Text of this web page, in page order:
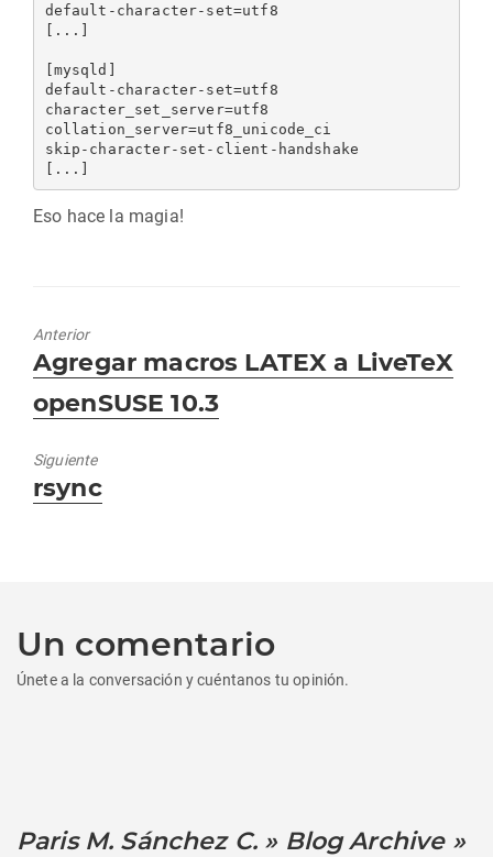
default-character-set=utf8
[...]
[mysqld]
default-character-set=utf8
character_set_server=utf8
collation_server=utf8_unicode_ci
skip-character-set-client-handshake
Eso hace la magia!
Anterior
Entrada
anterior:
Agregar macros LATEX a LiveTeX
openSUSE 10.3
Siguiente
Entrada
siguiente:
rsync
Un comentario
Únete a la conversación y cuéntanos tu opinión.
Paris M. Sánchez C. » Blog Archive »